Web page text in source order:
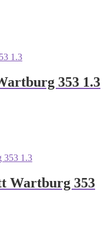
353 1.3
Wartburg 353